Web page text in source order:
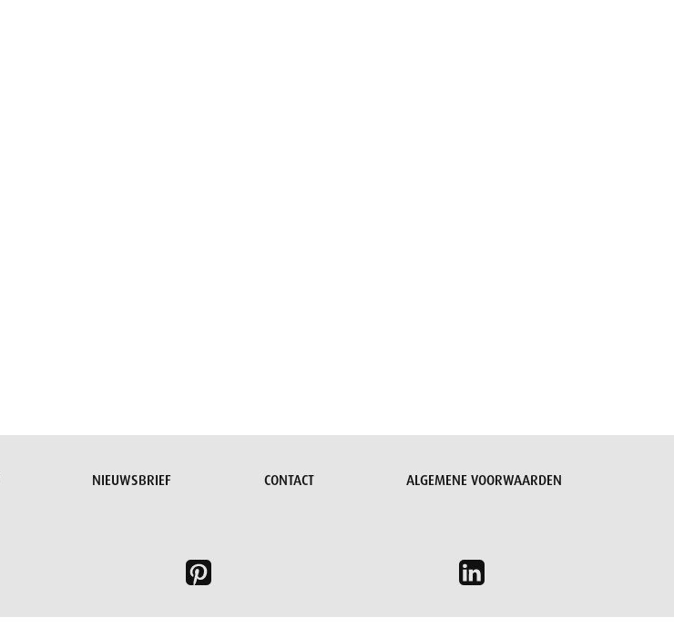
NIEUWSBRIEF CONTACT ALGEMENE VOORWAARDEN